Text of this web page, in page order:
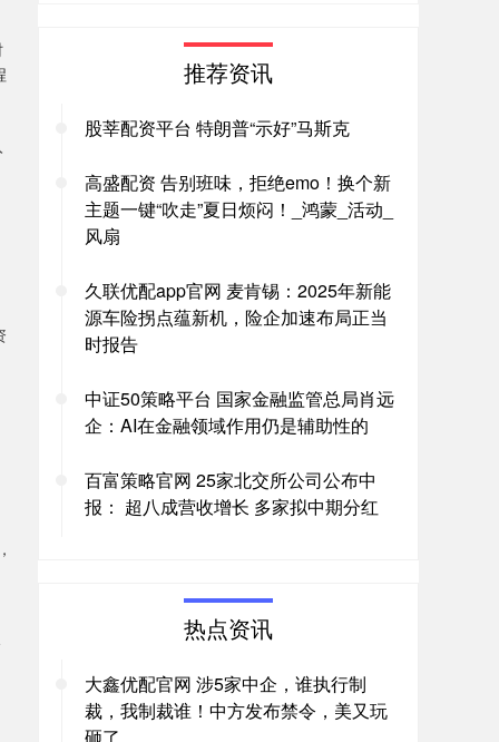
推荐资讯
股莘配资平台 特朗普“示好”马斯克
高盛配资 告别班味，拒绝emo！换个新
主题一键“吹走”夏日烦闷！_鸿蒙_活动_
风扇
久联优配app官网 麦肯锡：2025年新能
源车险拐点蕴新机，险企加速布局正当
时报告
中证50策略平台 国家金融监管总局肖远
企：AI在金融领域作用仍是辅助性的
百富策略官网 25家北交所公司公布中
报： 超八成营收增长 多家拟中期分红
热点资讯
大鑫优配官网 涉5家中企，谁执行制
裁，我制裁谁！中方发布禁令，美又玩